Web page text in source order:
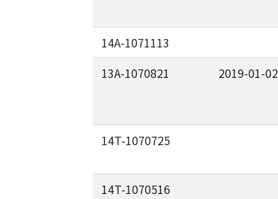
14A-1071113
13A-1070821
2019-01-02
14T-1070725
14T-1070516